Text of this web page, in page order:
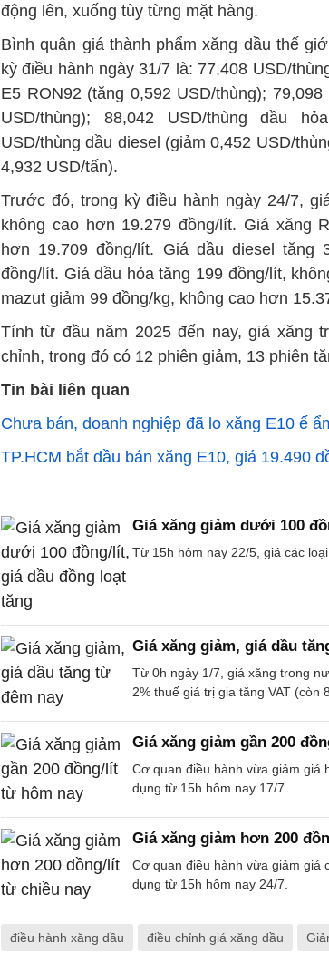
động lên, xuống tùy từng mặt hàng.
Bình quân giá thành phẩm xăng dầu thế
kỳ điều hành ngày 31/7 là: 77,408 USD/
E5 RON92 (tăng 0,592 USD/thùng);
USD/thùng); 88,042 USD/thùng dầu
USD/thùng dầu diesel (giảm 0,452 USD/
4,932 USD/tấn).
Trước đó, trong kỳ điều hành ngày 24/7,
không cao hơn 19.279 đồng/lít. Giá xăng
hơn 19.709 đồng/lít. Giá dầu diesel tăng
đồng/lít. Giá dầu hỏa tăng 199 đồng/lít,
mazut giảm 99 đồng/kg, không cao hơn
Tính từ đầu năm 2025 đến nay, giá xăng
chỉnh, trong đó có 12 phiên giảm, 13 phiên
Tin bài liên quan
Chưa bán, doanh nghiệp đã lo xăng E10 ế
TP.HCM bắt đầu bán xăng E10, giá 19.490
Giá xăng giảm dưới 100
Từ 15h hôm nay 22/5, giá các
Giá xăng giảm, giá dầu
Từ 0h ngày 1/7, giá xăng trong
2% thuế giá trị gia tăng VAT (còn
Giá xăng giảm gần 200
Cơ quan điều hành vừa giảm giá
dụng từ 15h hôm nay 17/7.
Giá xăng giảm hơn 200
Cơ quan điều hành vừa giảm giá
dụng từ 15h hôm nay 24/7.
điều hành xăng dầu điều chỉnh giá xăng dầu